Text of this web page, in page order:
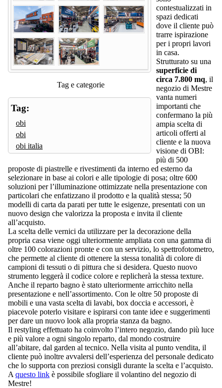
Tag e categorie
Tag:
obi
obi
obi italia
contestualizzati in
spazi dedicati
dove il cliente può
trarre ispirazione
per i propri lavori
in casa.
Strutturato su una
superficie di
circa 7.800 mq, il
negozio di Mestre
vanta numeri
importanti che
confermano la più
ampia scelta di
articoli offerti al
cliente e la nuova
visione di OBI:
più di 500
proposte di piastrelle e rivestimenti da interno ed esterno da
selezionare in base ai colori e alle tipologie di posa; oltre 600
soluzioni per l’illuminazione ottimizzate nella presentazione con
particolari che enfatizzano il prodotto e la qualità stessa; 50
modelli di carta da parati per tutte le esigenze, presentati con un
nuovo design che valorizza la proposta e invita il cliente
all’acquisto.
La scelta delle vernici da utilizzare per la decorazione della
propria casa viene oggi ulteriormente ampliata con una gamma di
oltre 100 colorazioni pronte e con un servizio, lo spettrofotometro,
che permette al cliente di ottenere la stessa tonalità di colore di
campioni di tessuti o di pittura che si desidera. Questo nuovo
strumento leggerà il codice colore e replicherà la stessa texture.
Anche il reparto bagno è stato ulteriormente arricchito nella
presentazione e nell’assortimento. Con le oltre 50 proposte di
mobili e una vasta scelta di lavabi, box doccia e accessori, è
piacevole poterlo visitare e ispirarsi con tante idee e suggerimenti
per dare un nuovo look alla propria stanza da bagno.
Il restyling effettuato ha coinvolto l’intero negozio, dando più luce
e più valore a ogni singolo reparto, dal mondo costruire
all’abitare, dal garden al tecnico. Nella visita al punto vendita, il
cliente può inoltre avvalersi dell’esperienza del personale dedicato
che lo supporta con preziosi consigli durante la scelta e l’acquisto.
A questo link è possibile sfogliare il volantino del negozio di
Mestre!